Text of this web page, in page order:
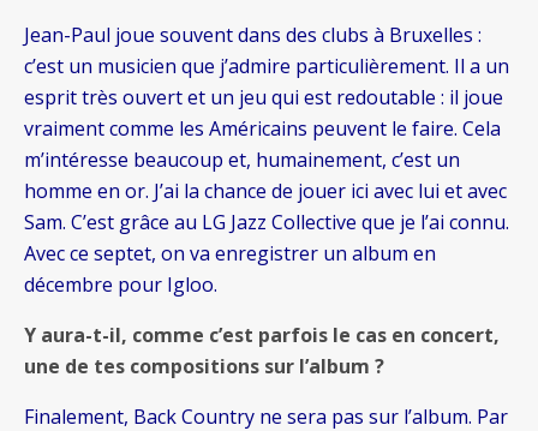
Jean-Paul joue souvent dans des clubs à Bruxelles :
c’est un musicien que j’admire particulièrement. Il a un
esprit très ouvert et un jeu qui est redoutable : il joue
vraiment comme les Américains peuvent le faire. Cela
m’intéresse beaucoup et, humainement, c’est un
homme en or. J’ai la chance de jouer ici avec lui et avec
Sam. C’est grâce au LG Jazz Collective que je l’ai connu.
Avec ce septet, on va enregistrer un album en
décembre pour Igloo.
Y aura-t-il, comme c’est parfois le cas en concert,
une de tes compositions sur l’album ?
Finalement, Back Country ne sera pas sur l’album. Par